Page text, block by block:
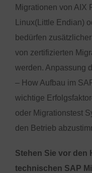
Migrationen von AIX
Linux(Little Endian)
bedürfen
von zertifizierten
werden. Anpassung
– How Aufbau im
wichtige
oder Migrationstest
den Betrieb
Stehen Sie vor den
technischen SAP